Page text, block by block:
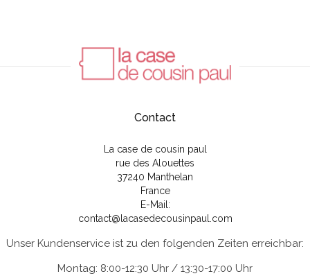
Contact
La case de cousin paul
rue des Alouettes
37240 Manthelan
France
E-Mail:
contact@lacasedecousinpaul.com
Unser Kundenservice ist zu den folgenden Zeiten erreichbar:
Montag: 8:00-12:30 Uhr / 13:30-17:00 Uhr